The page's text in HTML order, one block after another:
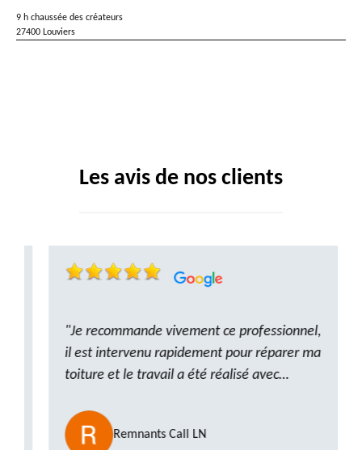
9 h chaussée des créateurs
27400 Louviers
Les avis de nos clients
"Je recommande vivement ce professionnel,
il est intervenu rapidement pour réparer ma
toiture et le travail a été réalisé avec
ponctuel et à l’écoute, le résultat est
impeccable et le chantier a été laissé propre.
Remnants Call LN